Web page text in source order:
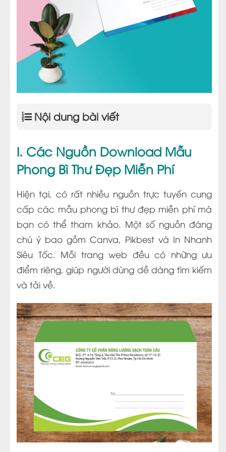
Nội dung bài viết
I. Các Nguồn Download Mẫu
Phong Bì Thư Đẹp Miễn Phí
Hiện tại, có rất nhiều nguồn trực tuyến cung
cấp các mẫu phong bì thư đẹp miễn phí mà
bạn có thể tham khảo. Một số nguồn đáng
chú ý bao gồm Canva, Pikbest và In Nhanh
Siêu Tốc. Mỗi trang web đều có những ưu
điểm riêng, giúp người dùng dễ dàng tìm kiếm
và tải về.